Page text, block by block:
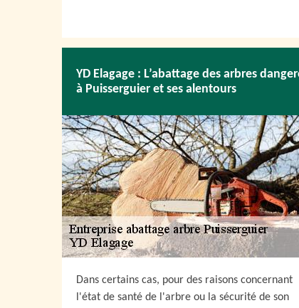
YD Elagage : L’abattage des arbres
à Puisserguier et ses alentours
Dans certains cas, pour des raisons concernant
l'état de santé de l'arbre ou la sécurité de son